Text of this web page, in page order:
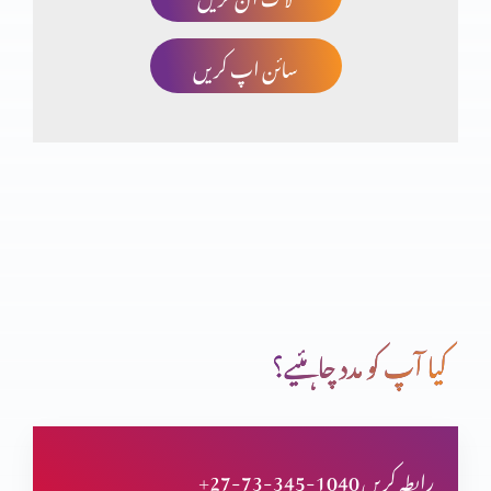
صلیب پر کفارہ
انبیاء و بزرگ – الیشع نبی
سائن اپ کریں
کیا آپ کو مدد چاہئیے؟
+27-73-345-1040 رابطہ کریں